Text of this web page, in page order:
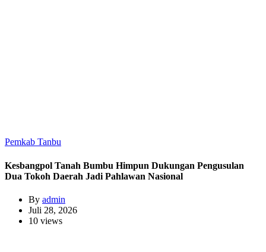
Pemkab Tanbu
Kesbangpol Tanah Bumbu Himpun Dukungan Pengusulan
Dua Tokoh Daerah Jadi Pahlawan Nasional
By admin
Juli 28, 2026
10 views